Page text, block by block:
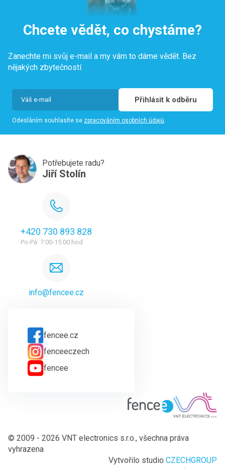
Chcete vědět, co chystáme?
Zanechte mi svůj e-mail a my vám to dáme vědět. Bez
nějakých zbytečností.
Přihlásit k odběru
Odesláním souhlasíte se zpracováním osobních údajů
Potřebujete radu?
Jiří Stolín
+420 730 893 828
Po-Pá: 7:00-15:00 hod
info@fencee.cz
fencee.cz
fenceeczech
fencee
© 2009 - 2026 VNT electronics s.r.o., všechna práva
vyhrazena
Vytvořilo studio CZECHGROUP